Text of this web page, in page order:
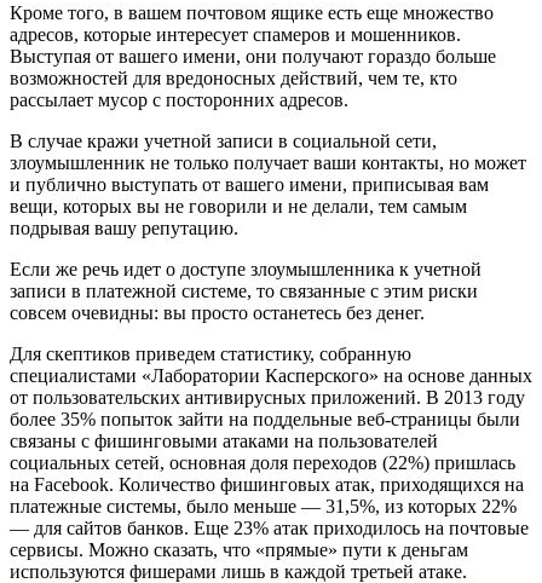
Кроме того, в вашем почтовом ящике есть еще множество
адресов, которые интересует спамеров и мошенников.
Выступая от вашего имени, они получают гораздо больше
возможностей для вредоносных действий, чем те, кто
рассылает мусор с посторонних адресов.
В случае кражи учетной записи в социальной сети,
злоумышленник не только получает ваши контакты, но может
и публично выступать от вашего имени, приписывая вам
вещи, которых вы не говорили и не делали, тем самым
подрывая вашу репутацию.
Если же речь идет о доступе злоумышленника к учетной
записи в платежной системе, то связанные с этим риски
совсем очевидны: вы просто останетесь без денег.
Для скептиков приведем статистику, собранную
специалистами «Лаборатории Касперского» на основе данных
от пользовательских антивирусных приложений. В 2013 году
более 35% попыток зайти на поддельные веб-страницы были
связаны с фишинговыми атаками на пользователей
социальных сетей, основная доля переходов (22%) пришлась
на Facebook. Количество фишинговых атак, приходящихся на
платежные системы, было меньше — 31,5%, из которых 22%
— для сайтов банков. Еще 23% атак приходилось на почтовые
сервисы. Можно сказать, что «прямые» пути к деньгам
используются фишерами лишь в каждой третьей атаке.